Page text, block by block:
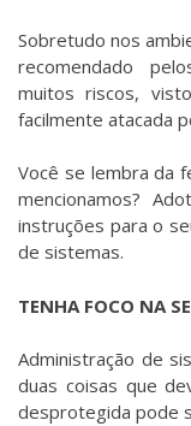
Sobretudo nos
recomendado
muitos riscos,
facilmente atacada
Você se lembra da
mencionamos?
instruções para o
de sistemas.
TENHA FOCO NA
Administração de
duas coisas que
desprotegida pode